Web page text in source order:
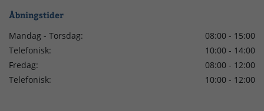
Åbningstider
Mandag - Torsdag:
08:00 - 15:00
Telefonisk:
10:00 - 14:00
Fredag:
08:00 - 12:00
Telefonisk:
10:00 - 12:00